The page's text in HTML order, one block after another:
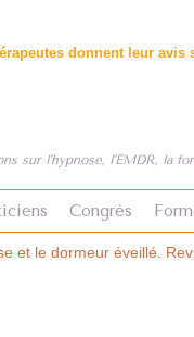
donnent leur
sur l'hypnose, l'EMDR, la
Congrès
& Thérapies